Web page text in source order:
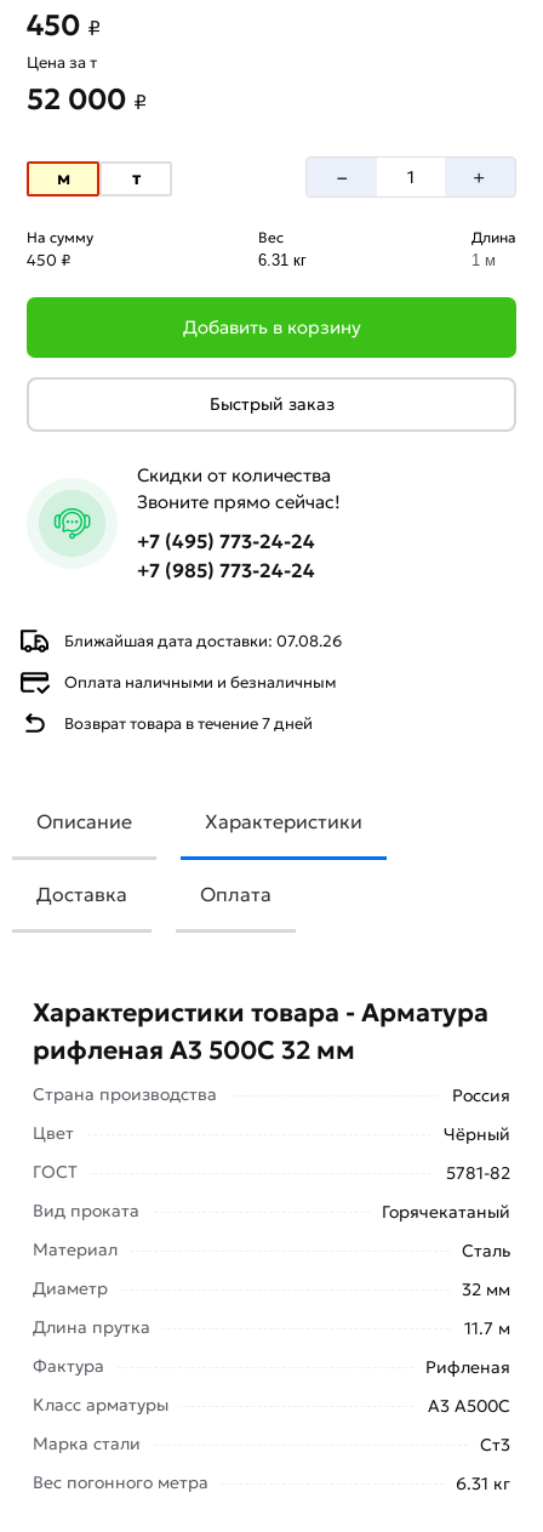
Ближайшая дата доставки: 07.08.26
Оплата наличными и безналичным
Возврат товара в течение 7 дней
450 ₽
Цена за т
52 000 ₽
м т – +
На сумму
450 ₽
Вес
6.31 кг
Длина
1 м
Добавить в корзину
Быстрый заказ
Скидки от количества
Звоните прямо сейчас!
+7 (495) 773-24-24
+7 (985) 773-24-24
Описание Характеристики
Доставка Оплата
Это стальной стержень, произведенный методом
холодной или горячей прокатки. Арматура
рифленая А500С сразу выделяется наличием
металлического стержня.
прочность изделия, обеспечить высокое
качество армирования. Арматура АЗ 32 мм
Характеристики товара - Арматура
рифленая А3 500С 32 мм
Страна производства
Россия
Цвет
Чёрный
ГОСТ
5781-82
Вид проката
Горячекатаный
Материал
Сталь
Диаметр
32 мм
Длина прутка
11.7 м
Фактура
Рифленая
Класс арматуры
А3 А500С
Марка стали
Ст3
Вес погонного метра
6.31 кг